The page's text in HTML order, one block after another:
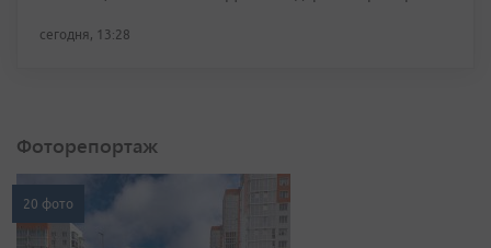
сегодня, 13:28
Фоторепортаж
20 фото